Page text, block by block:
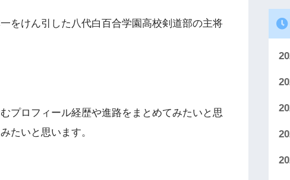
をけん引した八代白百合学園高校剣道部の主将
プロフィール経歴や進路をまとめてみたいと思
たいと思います。